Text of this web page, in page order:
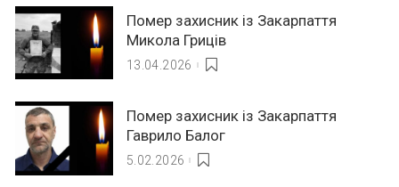
Помер захисник із Закарпаття
Микола Гриців
13.04.2026
Помер захисник із Закарпаття
Гаврило Балог
5.02.2026